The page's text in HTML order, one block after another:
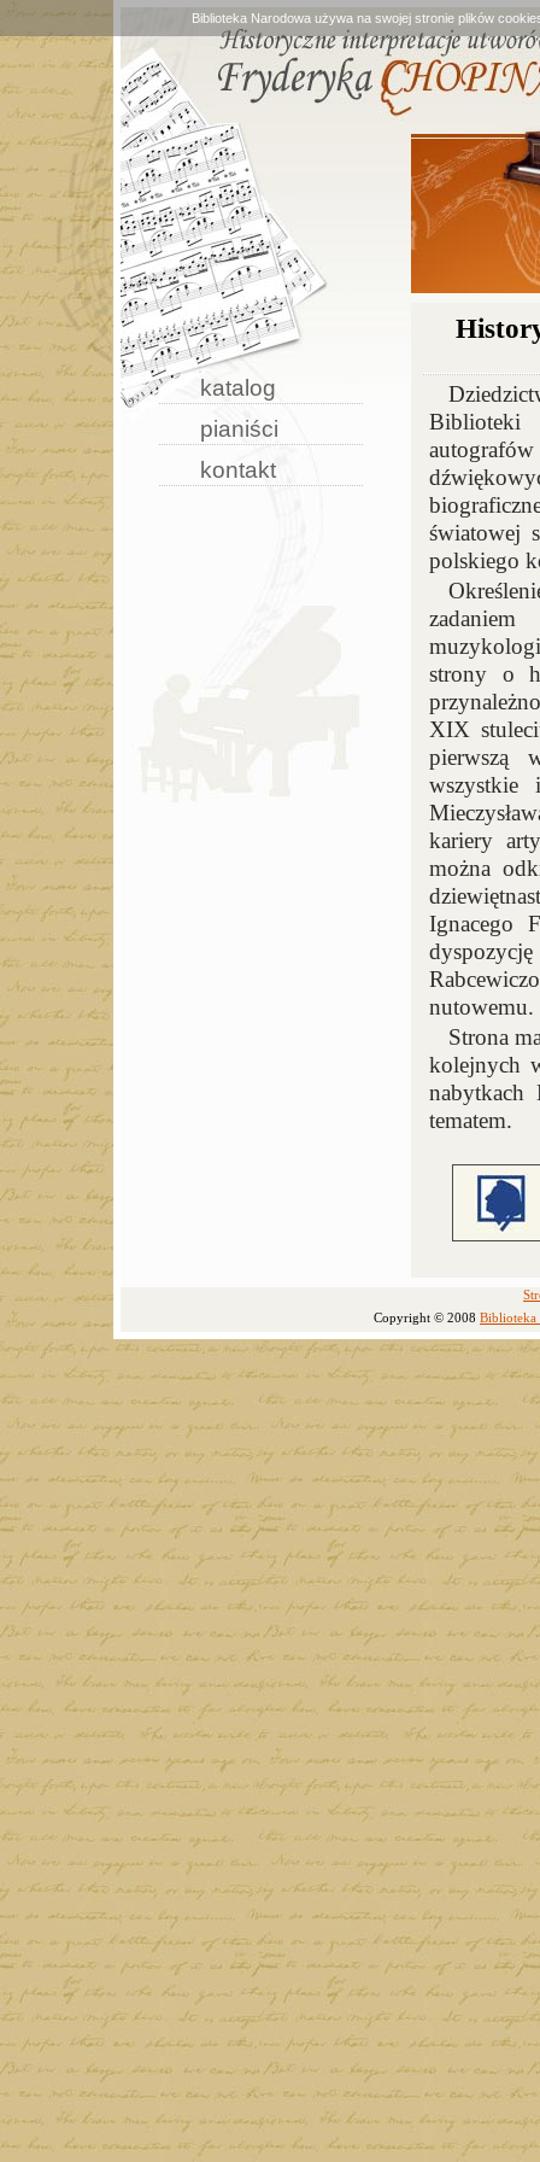
Biblioteka Narodowa używa na swojej stronie plików
Biblioteki
światowej
polskiego
strony o
XIX
pierwszą
wszystkie
kariery
można
Ignacego
nutowemu.
Strona
kolejnych
nabytkach
tematem.
katalog
pianiści
kontakt
Copyright © 2008 Biblioteka